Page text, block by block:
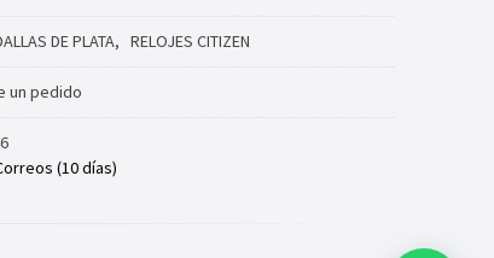
DE PLATA RELOJES CITIZEN
un pedido
(10 días)